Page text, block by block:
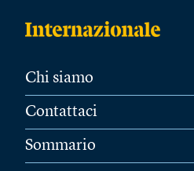
Chi siamo
Contattaci
Sommario